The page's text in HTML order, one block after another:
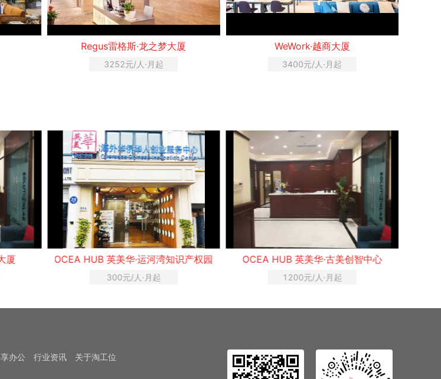
Regus雷格斯·龙之梦大厦
3252元/人·月起
WeWork·越商大厦
3400元/人·月起
产权园 OCEA HUB 英美华·古美创智中心
1200元/人·月起
IGS鼎创汇创客空间·1933老场坊
4740元/月起
办公 行业资讯 关于淘工位